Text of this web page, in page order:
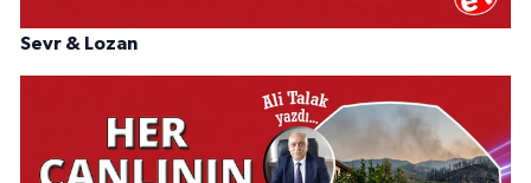
Sevr & Lozan